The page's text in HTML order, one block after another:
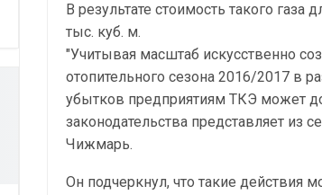
В результате стоимость такого
тыс. куб. м.
"Учитывая масштаб искусственно
отопительного сезона 2016/2017 в
убытков предприятиям ТКЭ может
законодательства представляет из
Чижмарь.
Он подчеркнул, что такие действия